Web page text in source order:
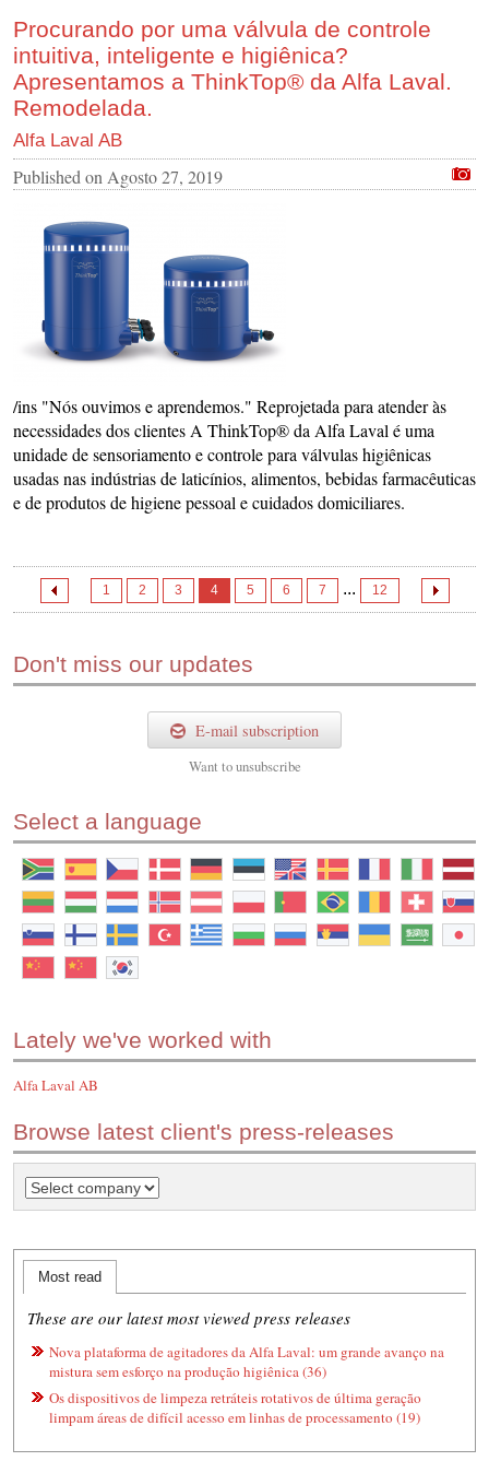
Procurando por uma válvula de controle
intuitiva, inteligente e higiênica?
Apresentamos a ThinkTop® da Alfa Laval.
Remodelada.
Alfa Laval AB
Published on Agosto 27, 2019
/ins "Nós ouvimos e aprendemos." Reprojetada para atender às
necessidades dos clientes A ThinkTop® da Alfa Laval é uma
unidade de sensoriamento e controle para válvulas higiênicas
usadas nas indústrias de laticínios, alimentos, bebidas farmacêuticas
e de produtos de higiene pessoal e cuidados domiciliares.
1 2 3 4 5 6 7 ... 12
Don't miss our updates
E-mail subscription
Want tounsubscribe
Select a language
Lately we've worked with
Alfa Laval AB
Browse latest client's press-releases
Most read
These are our latest most viewed press releases
Nova plataforma de agitadores da Alfa Laval: um grande avanço na
mistura sem esforço na produção higiênica (36)
Os dispositivos de limpeza retráteis rotativos de última geração
limpam áreas de difícil acesso em linhas de processamento (19)